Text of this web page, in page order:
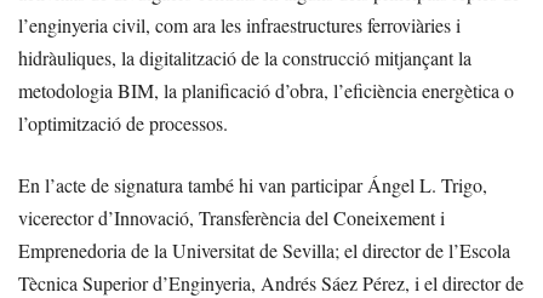
l’enginyeria civil, com ara les infraestructures ferroviàries i
hidràuliques, la digitalització de la construcció mitjançant la
metodologia BIM, la planificació d’obra, l’eficiència energètica o
l’optimització de processos.
En l’acte de signatura també hi van participar Ángel L. Trigo,
vicerector d’Innovació, Transferència del Coneixement i
Emprenedoria de la Universitat de Sevilla; el director de l’Escola
Tècnica Superior d’Enginyeria, Andrés Sáez Pérez, i el director de